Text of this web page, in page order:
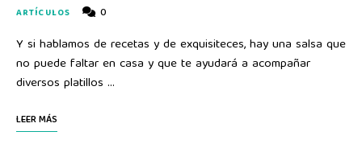
ARTÍCULOS 0
Y si hablamos de recetas y de exquisiteces, hay una salsa que
no puede faltar en casa y que te ayudará a acompañar
diversos platillos …
LEER MÁS